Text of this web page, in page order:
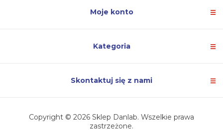
Moje konto
Kategoria
Skontaktuj się z nami
Copyright © 2026 Sklep Danlab. Wszelkie prawa
zastrzeżone.